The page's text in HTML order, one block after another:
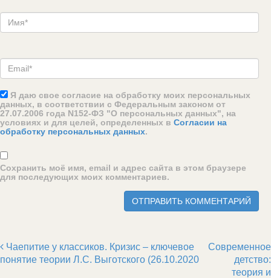
Я даю свое согласие на обработку моих персональных
данных, в соответствии с Федеральным законом от
27.07.2006 года N152-ФЗ "О персональных данных", на
условиях и для целей, определенных в Согласии на
обработку персональных данных.
Сохранить моё имя, email и адрес сайта в этом браузере
для последующих моих комментариев.
Post navigation
Чаепитие у классиков. Кризис – ключевое
понятие теории Л.С. Выготского (26.10.2020
Современное
детство:
теория и